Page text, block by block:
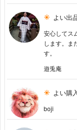
よい出
安心してス
します。ま
す。
遊兎庵
よい購
boji